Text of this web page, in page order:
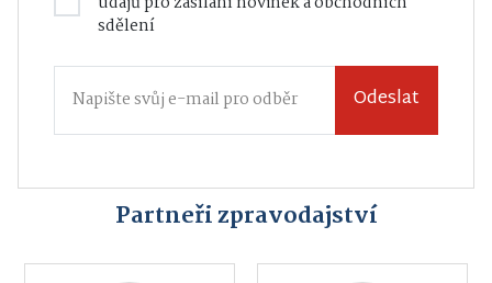
sdělení
Odeslat
Partneři zpravodajství